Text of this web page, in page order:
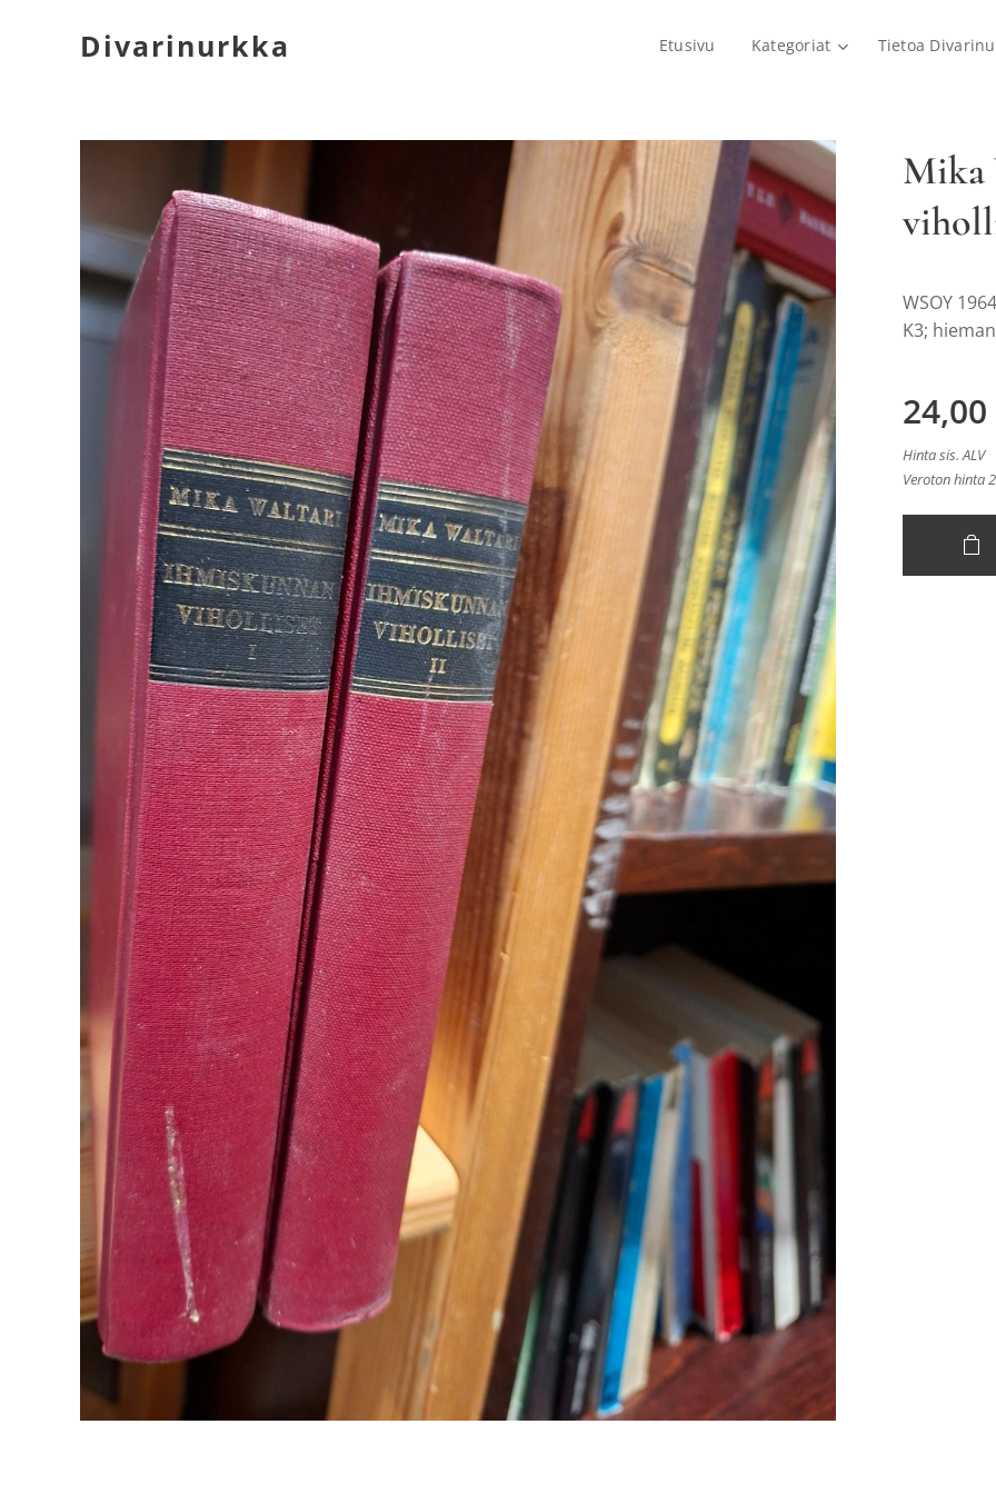
Divarinurkka Etusivu Kategoriat Tietoa
Mika
WSOY
K3;
24,00
Hinta sis. ALV
Veroton hinta